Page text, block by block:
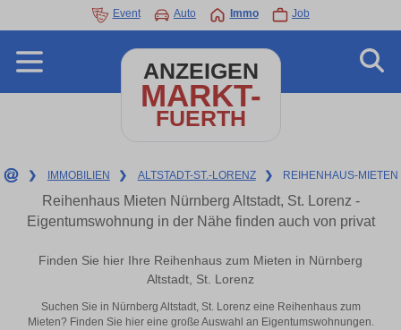
Event Auto Immo Job
ANZEIGEN
MARKT-
FUERTH
❯ IMMOBILIEN ❯ ALTSTADT-ST.-LORENZ ❯ REIHENHAUS-MIETEN
Reihenhaus Mieten Nürnberg Altstadt, St. Lorenz -
Eigentumswohnung in der Nähe finden auch von privat
Finden Sie hier Ihre Reihenhaus zum Mieten in Nürnberg
Altstadt, St. Lorenz
Suchen Sie in Nürnberg Altstadt, St. Lorenz eine Reihenhaus zum
Mieten? Finden Sie hier eine große Auswahl an Eigentumswohnungen.